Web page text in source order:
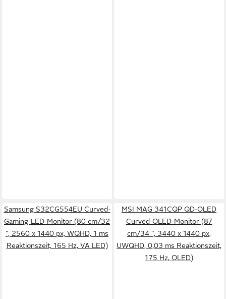
Samsung S32CG554EU Curved-
Gaming-LED-Monitor (80 cm/32
", 2560 x 1440 px, WQHD, 1 ms
Reaktionszeit, 165 Hz, VA LED)
MSI MAG 341CQP QD-OLED
Curved-OLED-Monitor (87
cm/34 ", 3440 x 1440 px,
UWQHD, 0,03 ms Reaktionszeit,
175 Hz, OLED)